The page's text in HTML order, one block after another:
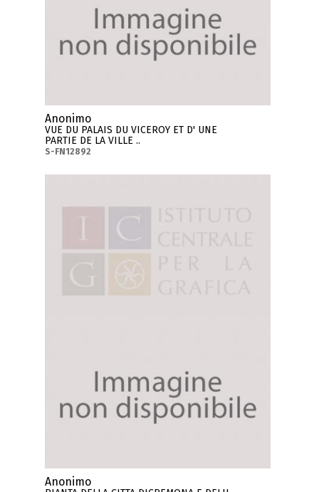
Anonimo
VUE DU PALAIS DU VICEROY ET D' UNE
PARTIE DE LA VILLE ..
S-FN12892
Anonimo